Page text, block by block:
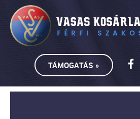
TÁMOGATÁS »